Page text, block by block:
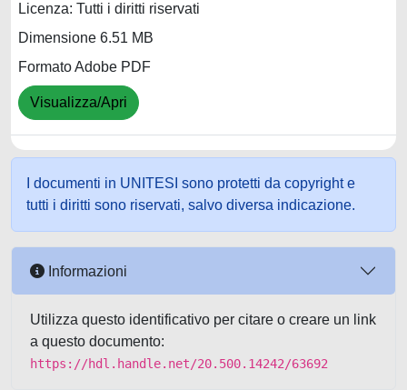
Licenza: Tutti i diritti riservati
Dimensione 6.51 MB
Formato Adobe PDF
Visualizza/Apri
I documenti in UNITESI sono protetti da copyright e
tutti i diritti sono riservati, salvo diversa indicazione.
Informazioni
Utilizza questo identificativo per citare o creare un link
a questo documento:
https://hdl.handle.net/20.500.14242/63692